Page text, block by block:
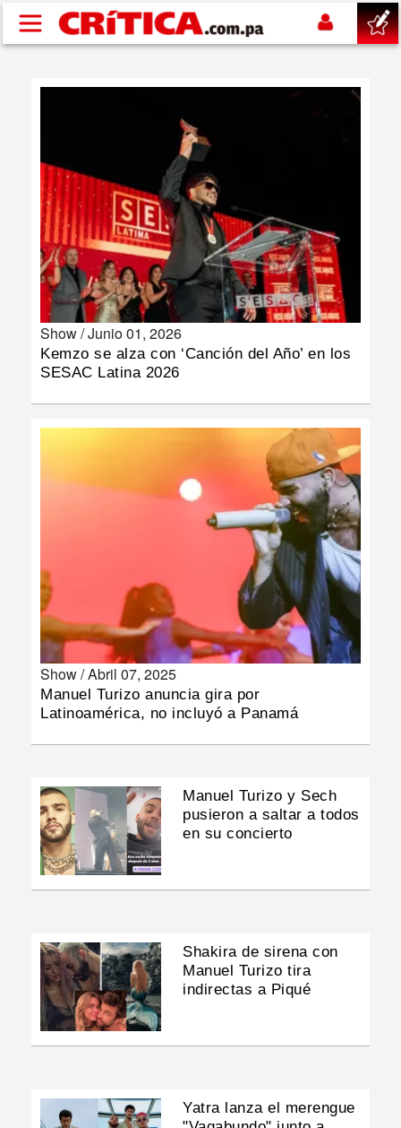
Pasar al contenido principal
NACIONAL
POLÍTICA
SHOW
DEPORTES
MULTIMEDIA
Show /Junio 01, 2026
Kemzo se alza con ‘Canción del Año’ en los
SESAC Latina 2026
Show /Abril 07, 2025
Manuel Turizo anuncia gira por
Latinoamérica, no incluyó a Panamá
Manuel Turizo y Sech
pusieron a saltar a todos
en su concierto
Shakira de sirena con
Manuel Turizo tira
indirectas a Piqué
Yatra lanza el merengue